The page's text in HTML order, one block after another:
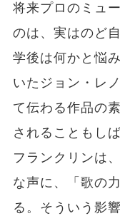
将来プロのミュ
のは、実はのど
学後は何かと悩
いたジョン・レ
て伝わる作品の
されることもし
フランクリンは
な声に、「歌の
る。そういう影